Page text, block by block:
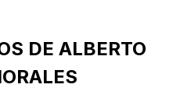
DE ALBERTO